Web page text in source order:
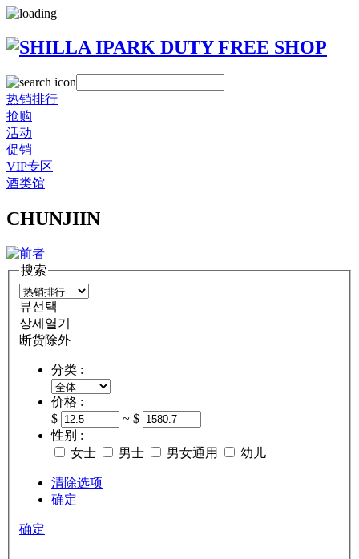
热销排行
抢购
活动
促销
VIP专区
酒类馆
CHUNJIIN
搜索
뷰선택
상세열기
断货除外
分类 :
价格 :
$
~ $
性别 :
女士
男士 男女通用 幼儿
清除选项
确定
确定